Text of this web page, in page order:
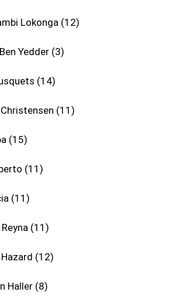
Lokonga 12
Yedder 3
14
11
15
11
11
11
12
Haller 8